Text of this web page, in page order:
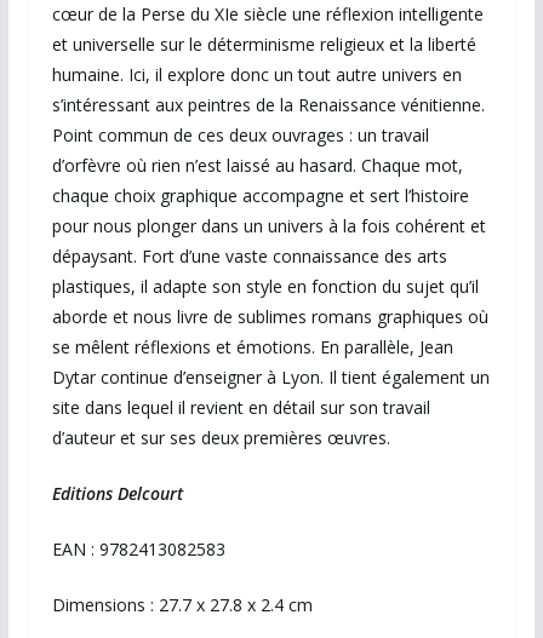
cœur de la Perse du XIe siècle une réflexion intelligente
et universelle sur le déterminisme religieux et la liberté
humaine. Ici, il explore donc un tout autre univers en
s’intéressant aux peintres de la Renaissance vénitienne.
Point commun de ces deux ouvrages : un travail
d’orfèvre où rien n’est laissé au hasard. Chaque mot,
chaque choix graphique accompagne et sert l’histoire
pour nous plonger dans un univers à la fois cohérent et
dépaysant. Fort d’une vaste connaissance des arts
plastiques, il adapte son style en fonction du sujet qu’il
aborde et nous livre de sublimes romans graphiques où
se mêlent réflexions et émotions. En parallèle, Jean
Dytar continue d’enseigner à Lyon. Il tient également un
site dans lequel il revient en détail sur son travail
d’auteur et sur ses deux premières œuvres.
Editions Delcourt
EAN : 9782413082583
Dimensions : 27.7 x 27.8 x 2.4 cm